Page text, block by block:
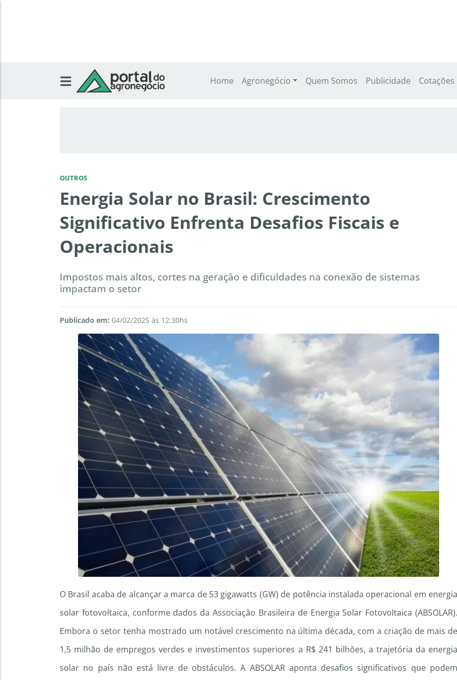
Home Agronegócio Quem Somos Publicidade Cotações
OUTROS
Energia Solar no Brasil: Crescimento
Significativo Enfrenta Desafios Fiscais e
Operacionais
Impostos mais altos, cortes na geração e dificuldades na conexão de sistemas
impactam o setor
Publicado em: 04/02/2025 às 12:30hs
O Brasil acaba de alcançar a marca de 53 gigawatts (GW) de potência instalada operacional em energia
solar fotovoltaica, conforme dados da Associação Brasileira de Energia Solar Fotovoltaica (ABSOLAR).
Embora o setor tenha mostrado um notável crescimento na última década, com a criação de mais de
1,5 milhão de empregos verdes e investimentos superiores a R$ 241 bilhões, a trajetória da energia
solar no país não está livre de obstáculos. A ABSOLAR aponta desafios significativos que podem